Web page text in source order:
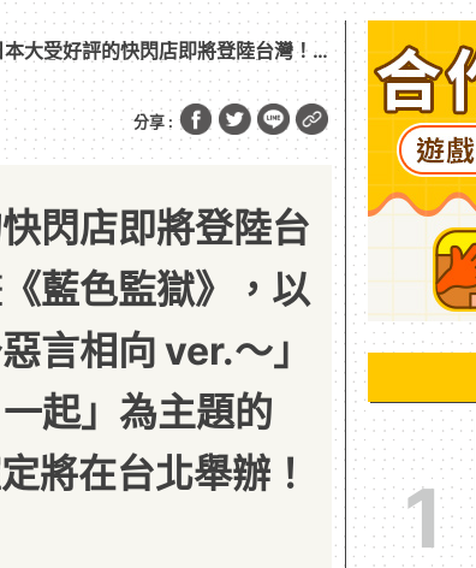
大受好評的快閃店即將登陸台灣！
以「馬狼馬狼咖啡～惡言相向 ver.
為主題的 POP UP SHOP 確定將在台
分享 :
閃店即將登陸台
藍色監獄》，以
言相向 ver.～」
起」為主題的
將在台北舉辦！
1